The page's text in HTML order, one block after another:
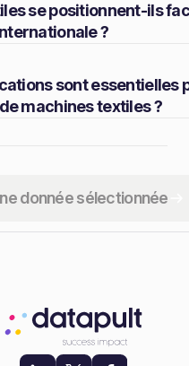
donnée sélectionnée
se positionnent-ils
?
sont essentielles
machines textiles ?
Partager